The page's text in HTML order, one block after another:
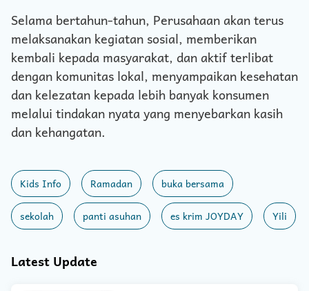
Selama bertahun-tahun, Perusahaan akan terus
melaksanakan kegiatan sosial, memberikan
kembali kepada masyarakat, dan aktif terlibat
dengan komunitas lokal, menyampaikan kesehatan
dan kelezatan kepada lebih banyak konsumen
melalui tindakan nyata yang menyebarkan kasih
dan kehangatan.
Kids Info Ramadan buka bersama
sekolah panti asuhan es krim JOYDAY Yili
Latest Update